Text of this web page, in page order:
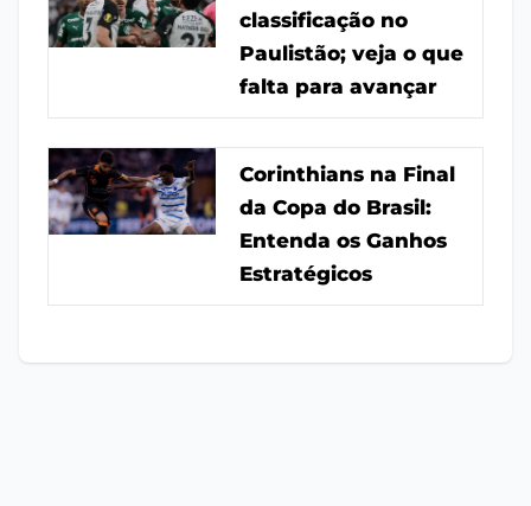
classificação no
Paulistão; veja o que
falta para avançar
Corinthians na Final
da Copa do Brasil:
Entenda os Ganhos
Estratégicos